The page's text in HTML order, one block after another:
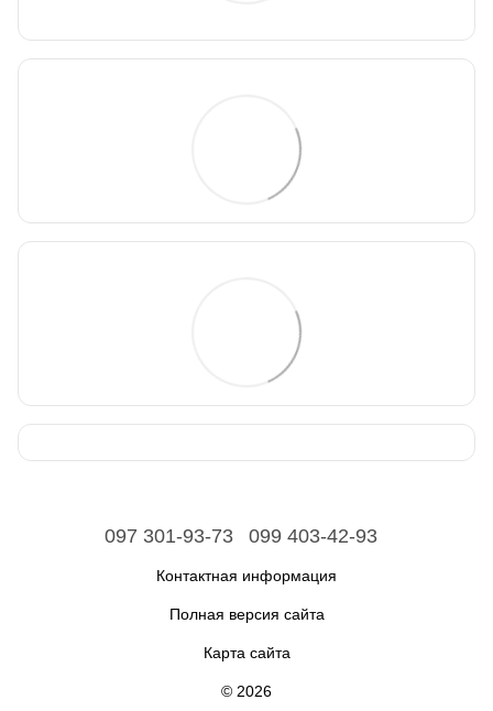
097 301-93-73 099 403-42-93
Контактная информация
Полная версия сайта
Карта сайта
© 2026